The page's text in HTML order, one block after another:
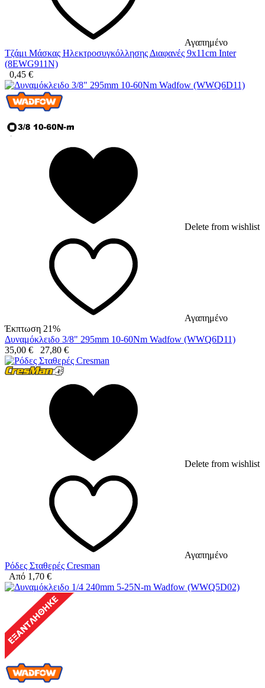
Αγαπημένο
Τζάμι Μάσκας Ηλεκτροσυγκόλλησης Διαφανές 9x11cm Inter
(8EWG911N)
0,45 €
Delete from wishlist
Αγαπημένο
Έκπτωση 21%
Δυναμόκλειδο 3/8" 295mm 10-60Nm Wadfow (WWQ6D11)
35,00 € 27,80 €
Delete from wishlist
Αγαπημένο
Ρόδες Σταθερές Cresman
Από 1,70 €